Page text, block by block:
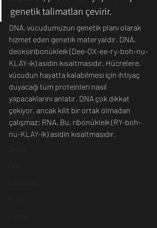
Dünya
İnsan
İletişim
Evren
Psikoloji / Sosyoloji / Felsefe
Tıp
Arkeoloji
Antropoloji
genetik talimatları çevirir.
DNA, vücudumuzun genetik planı olarak
hizmet eden genetik materyaldir. DNA,
deoksiribonükleik (Dee-OX-ee-ry-boh-nu-
KLAY-ik) asidin kısaltmasıdır. Hücrelere,
vücudun hayatta kalabilmesi için ihtiyaç
duyacağı tüm proteinleri nasıl
yapacaklarını anlatır. DNA çok dikkat
çekiyor, ancak kilit bir ortak olmadan
çalışmaz: RNA. Bu, ribonükleik (RY-boh-
nu-KLAY-ik) asidin kısaltmasıdır.